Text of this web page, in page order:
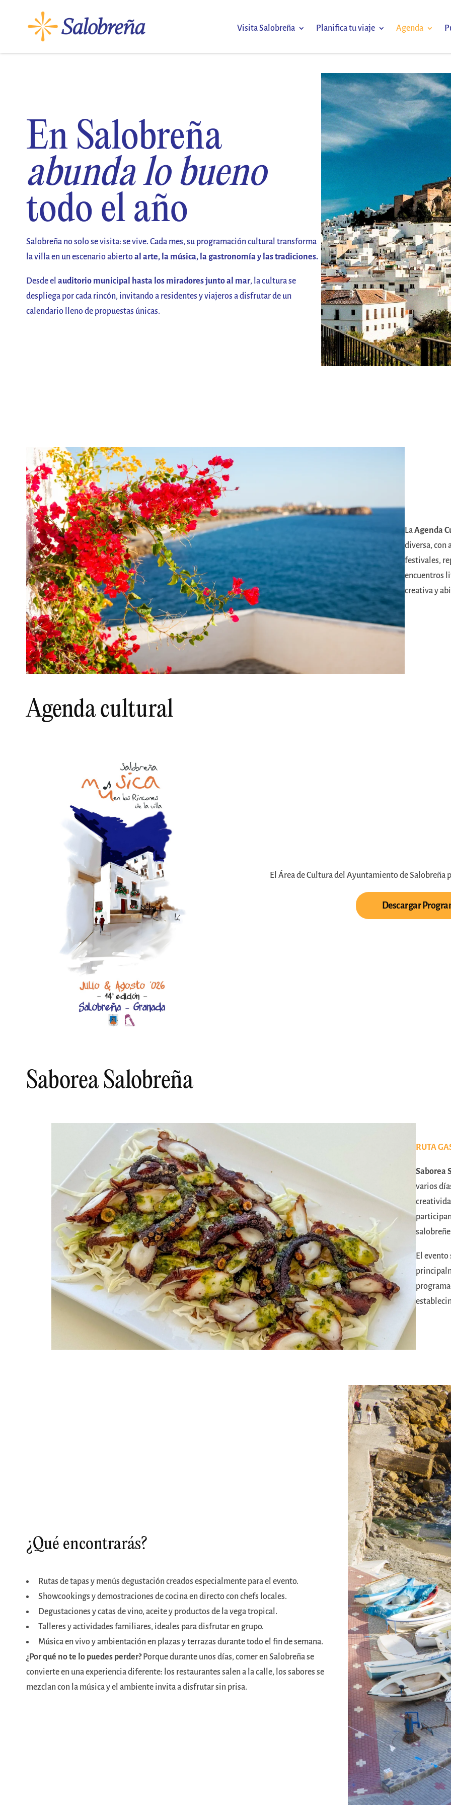
Visita Salobreña Planifica tu viaje Agenda
En Salobreña
abunda lo bueno
todo el año
Salobreña no solo se visita: se vive. Cada mes, su programación cultural transforma
la villa en un escenario abiertoal arte, la música, la gastronomía y las tradiciones.
Desde el auditorio municipal hasta los miradores junto al mar, la cultura se
despliega por cada rincón, invitando a residentes y viajeros a disfrutar de un
calendario lleno de propuestas únicas.
LaAgenda
diversa, con
festivales,
encuentros
creativa y
Agenda cultural
El Área de Cultura del Ayuntamiento de
Descargar
Saborea Salobreña
RUTA
Saborea
varios
El
¿Qué encontrarás?
Rutas de tapas y menús degustación creados especialmente para el evento.
Showcookings y demostraciones de cocina en directo con chefs locales.
Degustaciones y catas de vino, aceite y productos de la vega tropical.
Talleres y actividades familiares, ideales para disfrutar en grupo.
Música en vivo y ambientación en plazas y terrazas durante todo el fin de semana.
¿Por qué no te lo puedes perder?Porque durante unos días, comer en Salobreña se
convierte en una experiencia diferente: los restaurantes salen a la calle, los sabores se
mezclan con la música y el ambiente invita a disfrutar sin prisa.